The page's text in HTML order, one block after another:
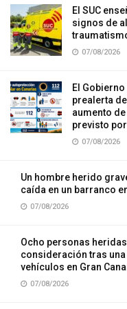
El SUC
signos de
07/08/2026
El
prealerta
aumento
previsto
07/08/2026
Un hombre herido
caída en un barranco
07/08/2026
Ocho personas
consideración tras
vehículos en Gran
07/08/2026